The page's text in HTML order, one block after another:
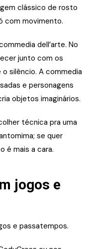
clássico de rosto
com movimento.
dell’arte. No
junto com os
silêncio. A commedia
e personagens
objetos imaginários.
técnica pra uma
se quer
é mais a cara.
jogos e
e passatempos.